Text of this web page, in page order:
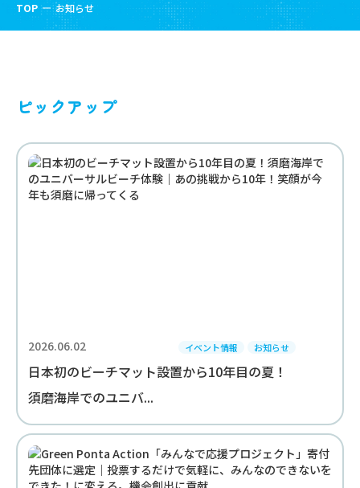
TOP お知らせ
ピックアップ
2026.06.02 イベント情報 お知らせ
日本初のビーチマット設置から10年目の夏！
須磨海岸でのユニバ...